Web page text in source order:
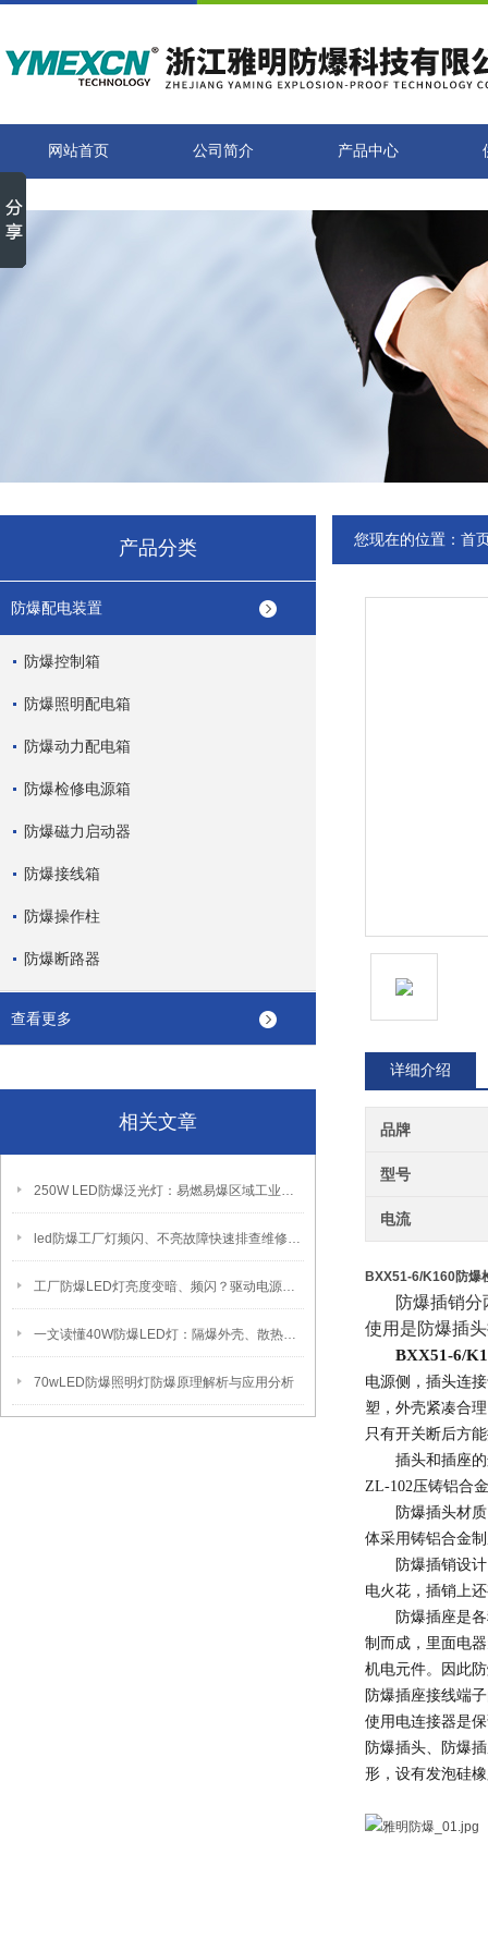
网站首页 公司简介 产品中心
产品分类
防爆配电装置
防爆控制箱
防爆照明配电箱
防爆动力配电箱
防爆检修电源箱
防爆磁力启动器
防爆接线箱
防爆操作柱
防爆断路器
查看更多
相关文章
250W LED防爆泛光灯：易燃易爆区域工业固定照明装置
led防爆工厂灯频闪、不亮故障快速排查维修方法
工厂防爆LED灯亮度变暗、频闪？驱动电源故障检修方法
一文读懂40W防爆LED灯：隔爆外壳、散热、防爆认证原理
70wLED防爆照明灯防爆原理解析与应用分析
您现在的位置： 首
详细介绍
品牌
型号
电流
BXX51-6/K160防爆
防爆插销
使用是防爆插
BXX51-6/
电源侧，插头连
塑，外壳紧凑合
只有开关断后方
插头和插座
ZL-102压铸铝合
防爆插头材
体采用铸铝合金
防爆插销设
电火花，插销上
防爆插座是
制而成，里面电
机电元件。因此
防爆插座接线端
使用电连接器是
防爆插头、防爆
形，设有发泡硅